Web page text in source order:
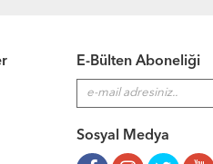
E-Bülten Aboneliği
Sosyal Medya